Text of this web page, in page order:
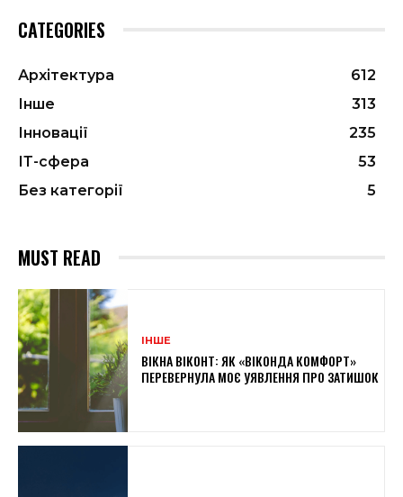
CATEGORIES
Архітектура
612
Інше
313
Інновації
235
ІТ-сфера
53
Без категорії
5
MUST READ
ІНШЕ
ВІКНА ВІКОНТ: ЯК «ВІКОНДА КОМФОРТ»
ПЕРЕВЕРНУЛА МОЄ УЯВЛЕННЯ ПРО ЗАТИШОК